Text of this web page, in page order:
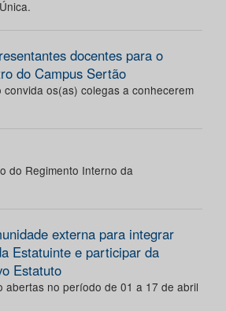
docentes para o
do Campus Sertão
convida os(as) colegas a conhecerem
do Regimento Interno da
externa para integrar
Estatuinte e participar da
Estatuto
abertas no período de 01 a 17 de abril